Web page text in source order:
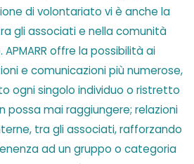
di volontariato vi è anche la
gli associati e nella comunità
offre la possibilità ai
e comunicazioni più numerose,
ogni singolo individuo o ristretto
possa mai raggiungere; relazioni
tra gli associati, rafforzando
ad un gruppo o categoria